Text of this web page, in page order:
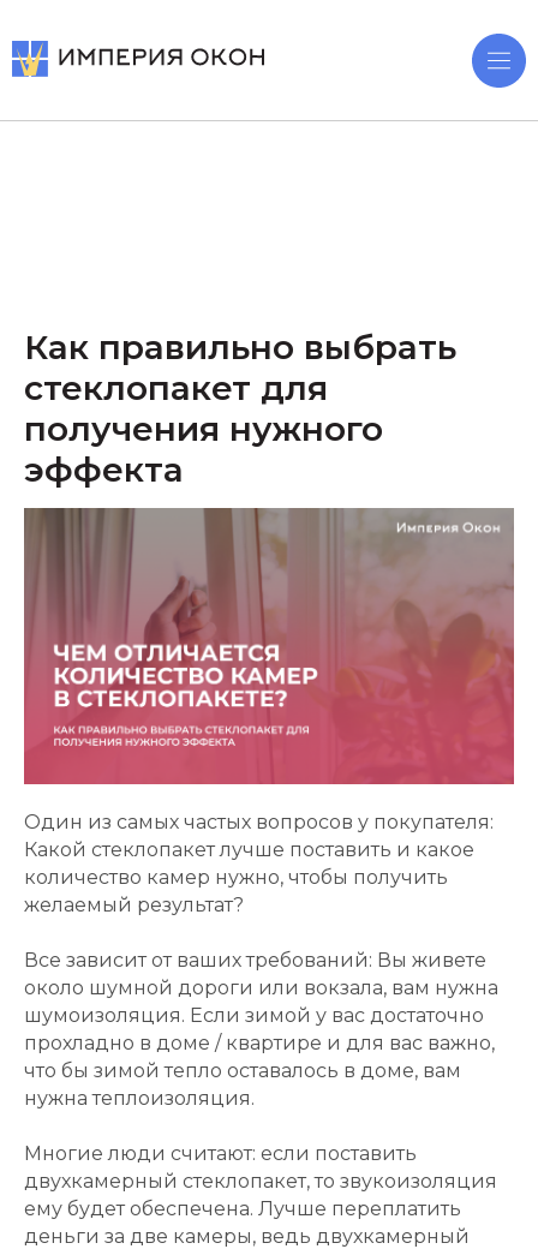
Как правильно выбрать
стеклопакет для
получения нужного
эффекта
Один из самых частых вопросов у покупателя:
Какой стеклопакет лучше поставить и какое
количество камер нужно, чтобы получить
желаемый результат?
Все зависит от ваших требований: Вы живете
около шумной дороги или вокзала, вам нужна
шумоизоляция. Если зимой у вас достаточно
прохладно в доме / квартире и для вас важно,
что бы зимой тепло оставалось в доме, вам
нужна теплоизоляция.
Многие люди считают: если поставить
двухкамерный стеклопакет, то звукоизоляция
ему будет обеспечена. Лучше переплатить
деньги за две камеры, ведь двухкамерный